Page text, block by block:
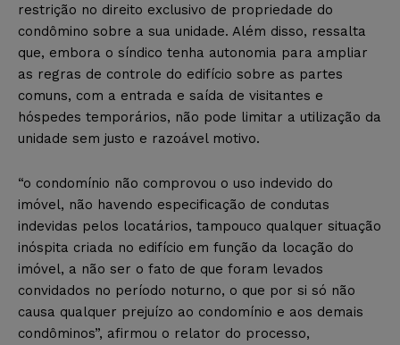
restrição no direito exclusivo de propriedade do
condômino sobre a sua unidade. Além disso, ressalta
que, embora o síndico tenha autonomia para ampliar
as regras de controle do edifício sobre as partes
comuns, com a entrada e saída de visitantes e
hóspedes temporários, não pode limitar a utilização da
unidade sem justo e razoável motivo.
“o condomínio não comprovou o uso indevido do
imóvel, não havendo especificação de condutas
indevidas pelos locatários, tampouco qualquer situação
inóspita criada no edifício em função da locação do
imóvel, a não ser o fato de que foram levados
convidados no período noturno, o que por si só não
causa qualquer prejuízo ao condomínio e aos demais
condôminos”, afirmou o relator do processo,